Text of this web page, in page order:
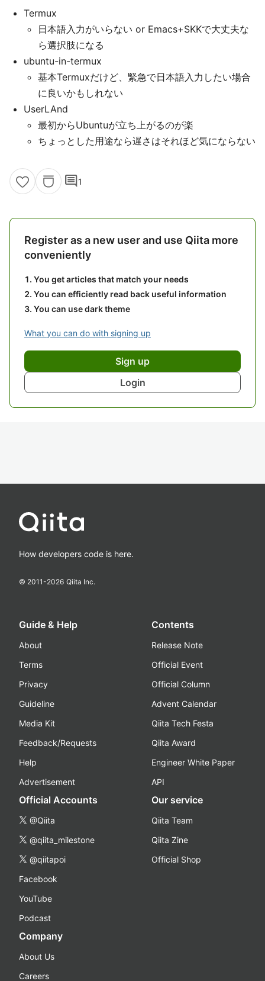
Termux
日本語入力がいらない or Emacs+SKKで大丈夫な
ら選択肢になる
ubuntu-in-termux
基本Termuxだけど、緊急で日本語入力したい場合
に良いかもしれない
UserLAnd
最初からUbuntuが立ち上がるのが楽
ちょっとした用途なら遅さはそれほど気にならない
comment1
Register as a new user and use Qiita more
conveniently
You get articles that match your needs
You can efficiently read back useful information
You can use dark theme
What you can do with signing up
Sign up
Login
How developers code is here.
© 2011-2026 Qiita Inc.
Guide & Help
About
Terms
Privacy
Guideline
Media Kit
Feedback/Requests
Help
Advertisement
Contents
Release Note
Official Event
Official Column
Advent Calendar
Qiita Tech Festa
Qiita Award
Engineer White Paper
API
Official Accounts
@Qiita
@qiita_milestone
@qiitapoi
Facebook
YouTube
Podcast
Our service
Qiita Team
Qiita Zine
Official Shop
Company
About Us
Careers